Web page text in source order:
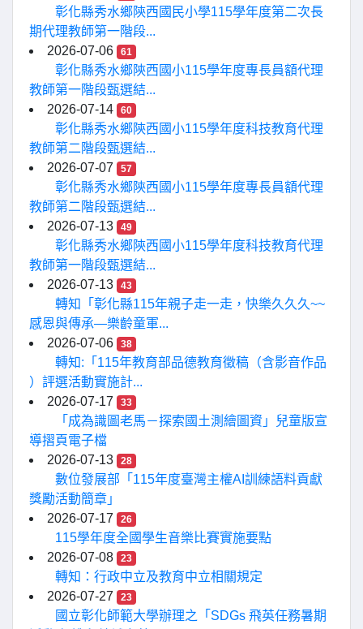
彰化縣秀水鄉陝西國民小學115學年度第二次長
期代理教師第一階段...
2026-07-06
61
彰化縣秀水鄉陝西國小115學年度專長員額代理
教師第一階段甄選結...
2026-07-14
60
彰化縣秀水鄉陝西國小115學年度科技教育代理
教師第二階段甄選結...
2026-07-07
57
彰化縣秀水鄉陝西國小115學年度專長員額代理
教師第二階段甄選結...
2026-07-13
49
彰化縣秀水鄉陝西國小115學年度科技教育代理
教師第一階段甄選結...
2026-07-13
43
轉知「彰化縣115年親子走一走，快樂久久久~~
感恩與傳承—樂齡童軍...
2026-07-06
38
轉知:「115年教育部品德教育徵稿（含影音作品
）評選活動實施計...
2026-07-17
33
「成為識圖老馬－探索國土測繪圖資」兒童版宣
導摺頁電子檔
2026-07-13
28
數位發展部「115年度臺灣主權AI訓練語料貢獻
獎勵活動簡章」
2026-07-17
26
115學年度全國學生音樂比賽實施要點
2026-07-08
23
轉知：行政中立及教育中立相關規定
2026-07-27
23
國立彰化師範大學辦理之「SDGs 飛英任務暑期